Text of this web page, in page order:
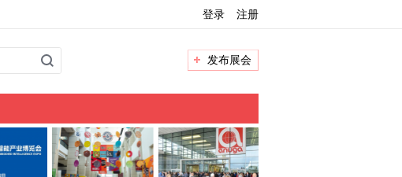
登录 注册
发布展会